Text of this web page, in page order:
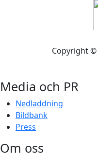
Copyright ©
Media och PR
Nedladdning
Bildbank
Press
Om oss